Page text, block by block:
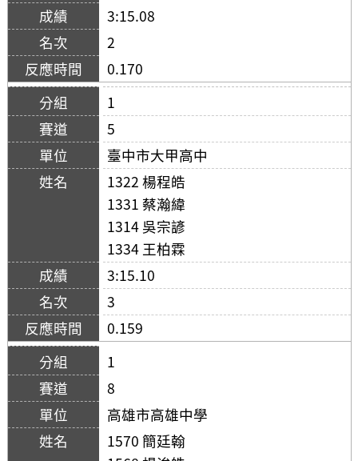
3:15.08
2
0.170
1
5
臺中市大甲高中
1322 楊程皓
1331 蔡瀚緯
1314 吳宗諺
1334 王柏霖
3:15.10
3
0.159
1
8
高雄市高雄中學
1570 簡廷翰